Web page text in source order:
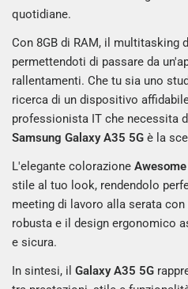
quotidiane.
Con 8GB di RAM, il multitasking
permettendoti di passare da
rallentamenti. Che tu sia uno
ricerca di un dispositivo
professionista IT che necessita
Samsung Galaxy A35 5G è la
L'elegante colorazione
stile al tuo look, rendendolo
meeting di lavoro alla serata
robusta e il design ergonomico
e sicura.
In sintesi, ilGalaxy A35 5G